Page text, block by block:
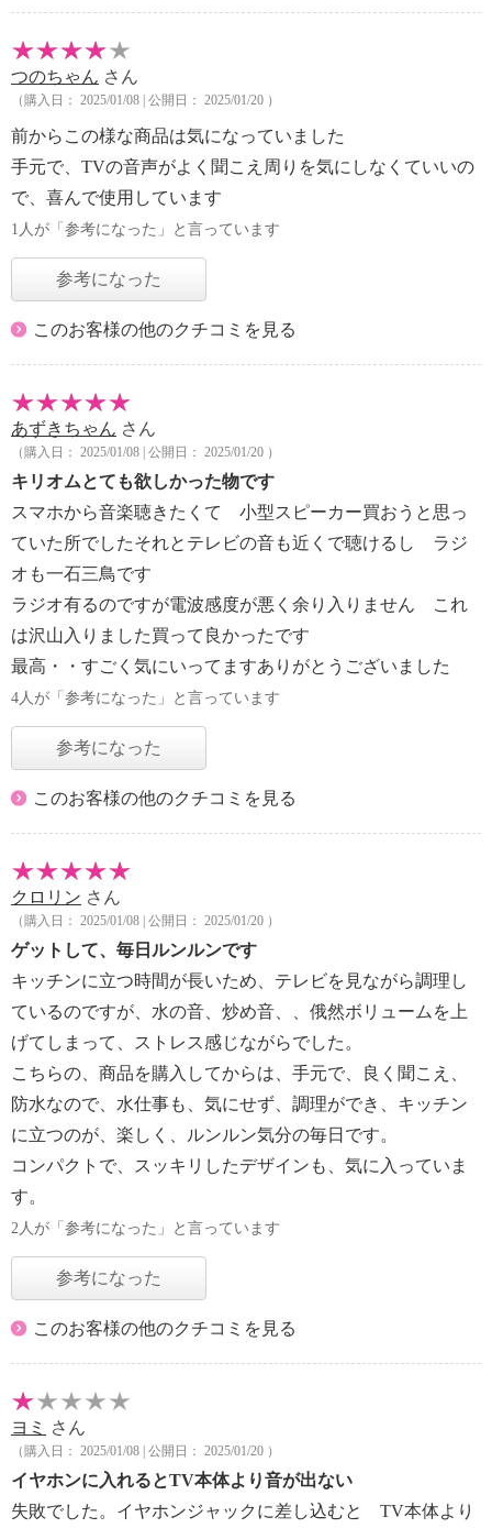
つのちゃん さん
（購入日： 2025/01/08 | 公開日： 2025/01/20 ）
前からこの様な商品は気になっていました
手元で、TVの音声がよく聞こえ周りを気にしなくていいの
で、喜んで使用しています
1人が「参考になった」と言っています
参考になった
このお客様の他のクチコミを見る
あずきちゃん さん
（購入日： 2025/01/08 | 公開日： 2025/01/20 ）
キリオムとても欲しかった物です
スマホから音楽聴きたくて 小型スピーカー買おうと思っ
ていた所でしたそれとテレビの音も近くで聴けるし ラジ
オも一石三鳥です
ラジオ有るのですが電波感度が悪く余り入りません これ
は沢山入りました買って良かったです
最高・・すごく気にいってますありがとうございました
4人が「参考になった」と言っています
参考になった
このお客様の他のクチコミを見る
クロリン さん
（購入日： 2025/01/08 | 公開日： 2025/01/20 ）
ゲットして、毎日ルンルンです
キッチンに立つ時間が長いため、テレビを見ながら調理し
ているのですが、水の音、炒め音、、俄然ボリュームを上
げてしまって、ストレス感じながらでした。
こちらの、商品を購入してからは、手元で、良く聞こえ、
防水なので、水仕事も、気にせず、調理ができ、キッチン
に立つのが、楽しく、ルンルン気分の毎日です。
コンパクトで、スッキリしたデザインも、気に入っていま
す。
2人が「参考になった」と言っています
参考になった
このお客様の他のクチコミを見る
ヨミ さん
（購入日： 2025/01/08 | 公開日： 2025/01/20 ）
イヤホンに入れるとTV本体より音が出ない
失敗でした。イヤホンジャックに差し込むと TV本体より